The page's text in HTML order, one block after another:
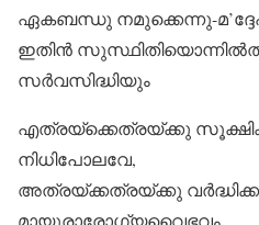
ഏകബന്ധു നമുക്കെന്നു-
ഇതിൻ
സർവസിദ്ധിയും
എത്രയ്ക്കെത്രയ്ക്കു
നിധിപോലവേ,
അത്രയ്ക്കത്രയ്ക്കു
മായുരാരോഗ്യവൈഭവം.